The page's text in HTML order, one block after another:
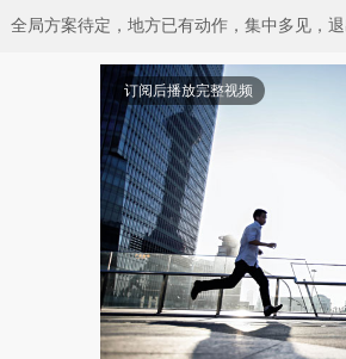
全局方案待定，地方已有动作，集中多见，
订阅后播放完整视频